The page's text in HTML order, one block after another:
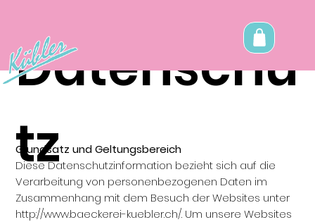
Datenschu
tz
Grundsatz und Geltungsbereich
Diese Datenschutzinformation bezieht sich auf die
Verarbeitung von personenbezogenen Daten im
Zusammenhang mit dem Besuch der Websites unter
http://www.baeckerei-kuebler.ch/. Um unsere Websites